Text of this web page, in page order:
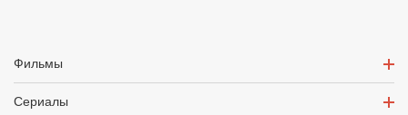
Фильмы
Сериалы